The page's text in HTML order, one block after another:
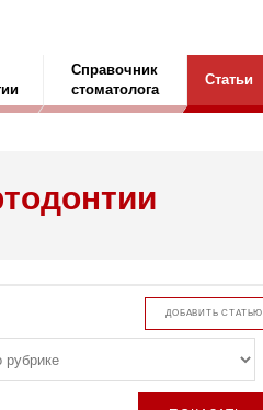
Справочник
стоматолога
Статьи
ДОБАВИТЬ СТАТЬЮ